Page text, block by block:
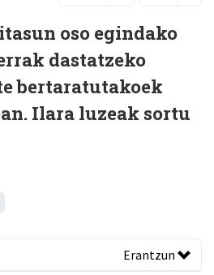
oso egindako
dastatzeko
bertaratutakoek
Ilara luzeak sortu
Erantzun